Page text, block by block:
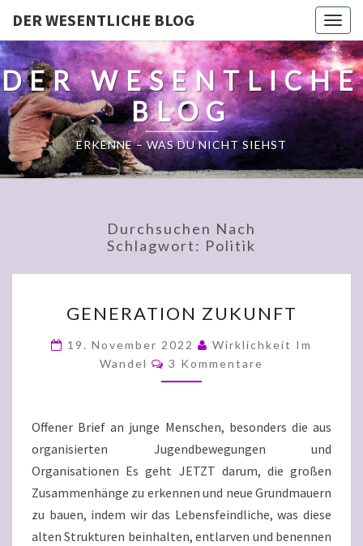
DER WESENTLICHE BLOG
DER WESENTLICHE
BLOG
ERKENNE – WAS DU NICHT SIEHST
Durchsuchen Nach
Schlagwort: Politik
ZUKUNFT
GENERATION ZUKUNFT
19. November 2022
Wirklichkeit Im
Wandel
Kommentare
3 Kommentare
Offener Brief an junge Menschen, besonders die aus
organisierten Jugendbewegungen und
Organisationen Es geht JETZT darum, die großen
Zusammenhänge zu erkennen und neue Grundmauern
zu bauen, indem wir das Lebensfeindliche, was diese
alten Strukturen beinhalten, entlarven und benennen